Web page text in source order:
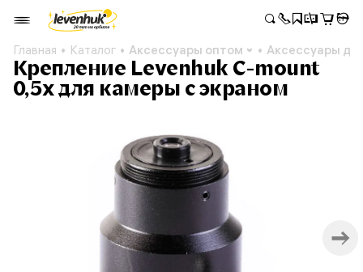
Главная Каталог Аксессуары оптом Аксессуары
Крепление Levenhuk C-mount
0,5x для камеры с экраном